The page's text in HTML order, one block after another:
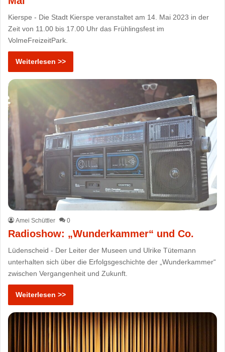
Kierspe - Die Stadt Kierspe veranstaltet am 14. Mai 2023 in der
Zeit von 11.00 bis 17.00 Uhr das Frühlingsfest im
VolmeFreizeitPark.
Weiterlesen >>
Amei Schüttler 0
Radioshow: „Wunderkammer“ und Co.
Lüdenscheid - Der Leiter der Museen und Ulrike Tütemann
unterhalten sich über die Erfolgsgeschichte der „Wunderkammer“
zwischen Vergangenheit und Zukunft.
Weiterlesen >>